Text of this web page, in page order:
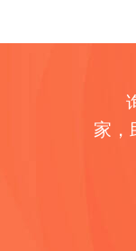
询盘
家，